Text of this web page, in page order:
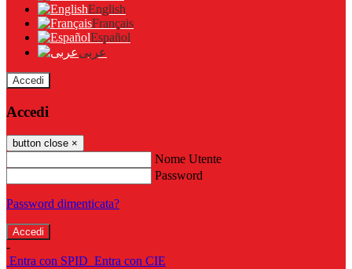
English
Français
Español
عربى
Accedi
Accedi
button close ×
Nome Utente
Password
Password dimenticata?
-
Entra con SPID Entra con CIE